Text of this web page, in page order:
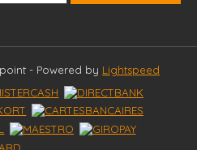
- Powered by Lightspeed